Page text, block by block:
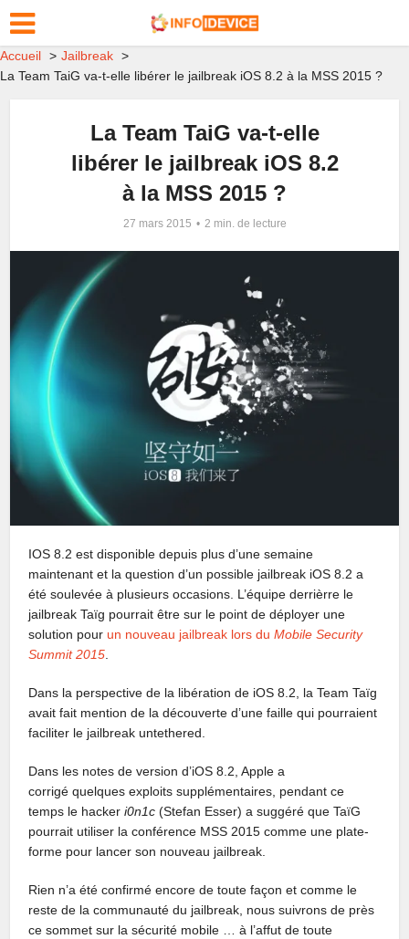
Accueil
Jailbreak
La Team TaiG va-t-elle libérer le jailbreak iOS 8.2 à la MSS 2015 ?
La Team TaiG va-t-elle
libérer le jailbreak iOS 8.2
à la MSS 2015 ?
27 mars 2015 2 min. de lecture
IOS 8.2 est disponible depuis plus d’une semaine
maintenant et la question d’un possible jailbreak iOS 8.2 a
été soulevée à plusieurs occasions. L’équipe derrièrre le
jailbreak Taïg pourrait être sur le point de déployer une
solution pour un nouveau jailbreak lors duMobile Security
Summit 2015.
Dans la perspective de la libération de iOS 8.2, la Team Taïg
avait fait mention de la découverte d’une faille qui pourraient
faciliter le jailbreak untethered.
Dans les notes de version d’iOS 8.2, Apple a
corrigé quelques exploits supplémentaires, pendant ce
temps le hackeri0n1c (Stefan Esser) a suggéré que TaïG
pourrait utiliser la conférence MSS 2015 comme une plate-
forme pour lancer son nouveau jailbreak.
Rien n’a été confirmé encore de toute façon et comme le
reste de la communauté du jailbreak, nous suivrons de près
ce sommet sur la sécurité mobile … à l’affut de toute